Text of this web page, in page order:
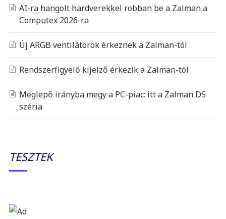
AI-ra hangolt hardverekkel robban be a Zalman a
Computex 2026-ra
Új ARGB ventilátorok érkeznek a Zalman-tól
Rendszerfigyelő kijelző érkezik a Zalman-tól
Meglepő irányba megy a PC-piac: itt a Zalman DS
széria
TESZTEK